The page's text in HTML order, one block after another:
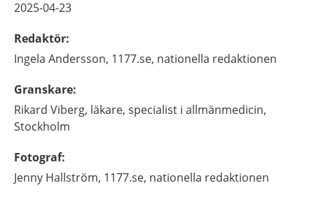
2025-04-23
Redaktör:
Ingela Andersson, 1177.se, nationella redaktionen
Granskare:
Rikard Viberg, läkare, specialist i allmänmedicin,
Stockholm
Fotograf:
Jenny Hallström, 1177.se, nationella redaktionen